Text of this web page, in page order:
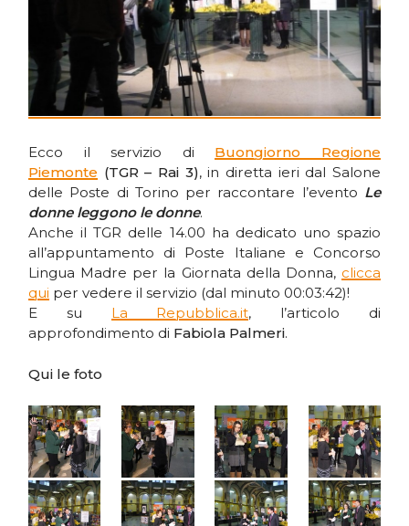
Ecco il servizio di Buongiorno Regione
Piemonte (TGR – Rai 3), in diretta ieri dal Salone
delle Poste di Torino per raccontare l’evento Le
donne leggono le donne.
Anche il TGR delle 14.00 ha dedicato uno spazio
all’appuntamento di Poste Italiane e Concorso
Lingua Madre per la Giornata della Donna, clicca
qui per vedere il servizio (dal minuto 00:03:42)!
E su La Repubblica.it, l’articolo di
approfondimento di Fabiola Palmeri.
Qui le foto